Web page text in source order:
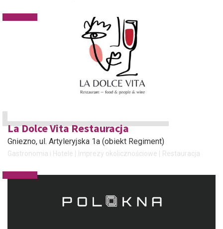
La Dolce Vita Restauracja
Gniezno, ul. Artyleryjska 1a (obiekt Regiment)
Gastronomia i Hotele Imprezy okolicznościowe Restauracja